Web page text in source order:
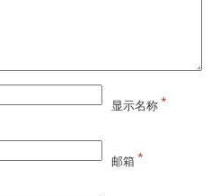
显示名称*
邮箱*